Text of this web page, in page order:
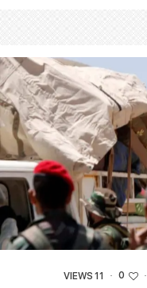
·
0
·
11 VIEWS